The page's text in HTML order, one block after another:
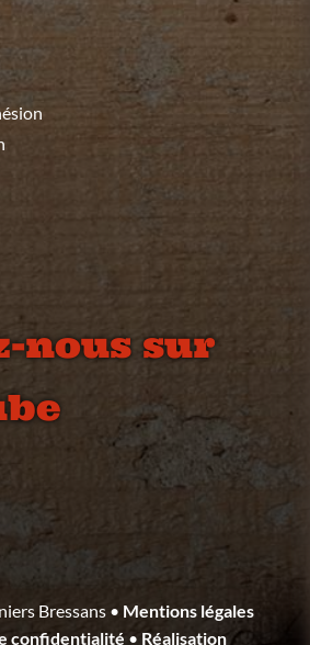
nous sur
Bressans • Mentions légales
confidentialité • Réalisation